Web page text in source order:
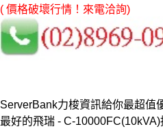
( 價格破壞行情！來電洽詢)
ServerBank力梭資訊給你最超值
最好的飛瑞 - C-